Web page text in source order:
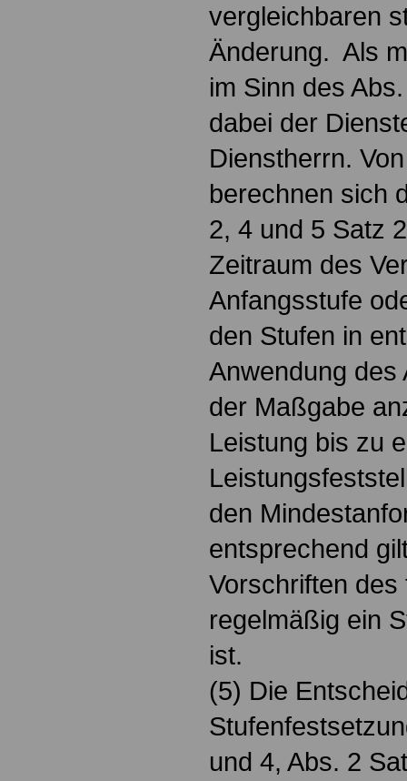
vergleichbaren
Änderung. Als
im Sinn des
dabei der
Dienstherrn.
berechnen sich
2, 4 und 5 Satz
Zeitraum des
Anfangsstufe
den Stufen in
Anwendung des
der Maßgabe
Leistung bis zu
den
entsprechend
Vorschriften
regelmäßig ein
ist.
(5) Die
und 4, Abs. 2